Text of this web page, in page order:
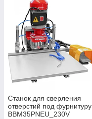
Станок для сверления
отверстий под фурнитуру
BBM35PNEU_230V